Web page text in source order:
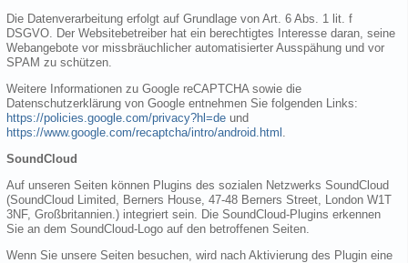
Die Datenverarbeitung erfolgt auf Grundlage von Art. 6 Abs. 1 lit. f
DSGVO. Der Websitebetreiber hat ein berechtigtes Interesse daran, seine
Webangebote vor missbräuchlicher automatisierter Ausspähung und vor
SPAM zu schützen.
Weitere Informationen zu Google reCAPTCHA sowie die
Datenschutzerklärung von Google entnehmen Sie folgenden Links:
https://policies.google.com/privacy?hl=de und
https://www.google.com/recaptcha/intro/android.html
SoundCloud
Auf unseren Seiten können Plugins des sozialen Netzwerks SoundCloud
(SoundCloud Limited, Berners House, 47-48 Berners Street, London W1T
3NF, Großbritannien.) integriert sein. Die SoundCloud-Plugins erkennen
Sie an dem SoundCloud-Logo auf den betroffenen Seiten.
Wenn Sie unsere Seiten besuchen, wird nach Aktivierung des Plugin eine